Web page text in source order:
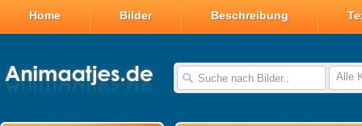
Home Bilder Beschreibung
Alle